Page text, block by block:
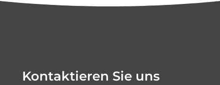
Kontaktieren Sie uns